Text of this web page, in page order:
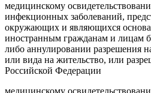
медицинскому
инфекционных заболеваний,
окружающих и являющихся
иностранным гражданам и лицам
либо аннулировании разрешения
или вида на жительство, или
Российской Федерации